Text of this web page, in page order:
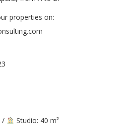
properties on:
/
Studio: 40 m²